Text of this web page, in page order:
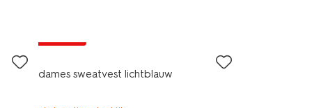
dames sweatvest lichtblauw